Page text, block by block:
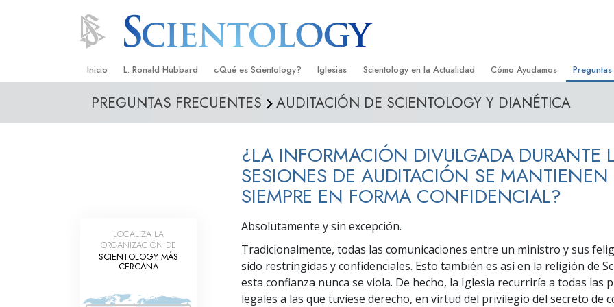
Inicio L. Ronald Hubbard ¿Qué es Scientology?
Creencias y Prácticas
Qué dicen los Scientologists acerca de
Scientology
Conoce a un Scientologist
Dentro de una Iglesia
Los Principios Básicos de Scientology
Una Introducción a Dianética
Iglesias
Encontrar una Iglesia
Organizaciones Avanzadas
Base en Tierra de Flag
Scientology en la Actualidad
Gran Inauguraciones
David Miscavige: Líder Eclesiástico de
Scientology
Cómo Ayudamos
El Camino a la Felicidad
Criminon
Narconon
Comisión de Ciudadanos por
Derechos Humanos
La
PREGUNTAS FRECUENTES AUDITACIÓN DE SCIENTOLOGY Y DIANÉTICA
¿LA INFORMACIÓN DIVULGADA DURANTE
SESIONES DE AUDITACIÓN SE MANTIENEN
SIEMPRE EN FORMA CONFIDENCIAL?
Absolutamente y sin excepción.
Tradicionalmente, todas las comunicaciones entre un ministro y sus
sido restringidas y confidenciales. Esto también es así en la religión de
esta confianza nunca se viola. De hecho, la Iglesia recurriría a todas las
legales a las que tuviese derecho, en virtud del privilegio del secreto de
LOCALIZA LA
ORGANIZACIÓN DE
SCIENTOLOGY MÁS
CERCANA